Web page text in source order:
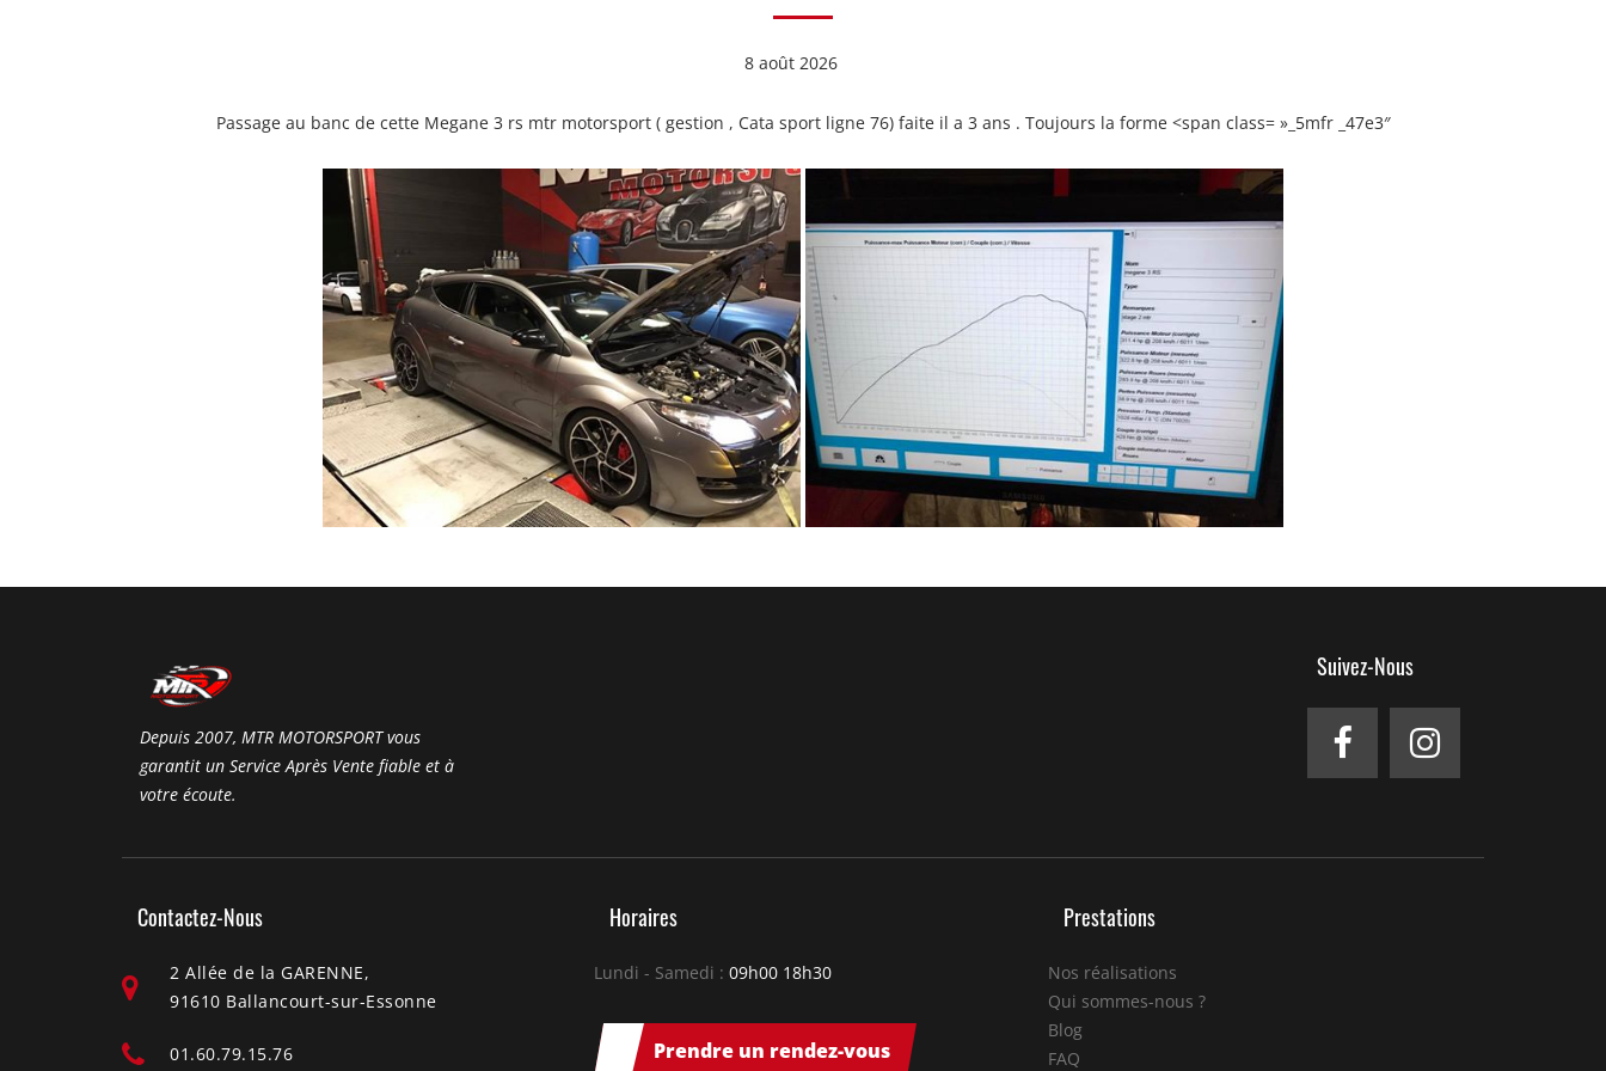
8 août 2026
Passage au banc de cette Megane 3 rs mtr motorsport ( gestion , Cata sport ligne 76) faite il a 3 ans . Toujours la forme <span class= »_5mfr _47e3″
Depuis 2007, MTR MOTORSPORT vous
garantit un Service Après Vente fiable et à
votre écoute.
Suivez-Nous
Contactez-Nous
2 Allée de la GARENNE,
91610 Ballancourt-sur-Essonne
01.60.79.15.76
Horaires
Lundi - Samedi : 09h00 18h30
Prendre un rendez-vous
Prestations
Nos réalisations
Qui sommes-nous ?
Blog
FAQ